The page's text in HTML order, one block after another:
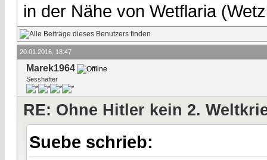
in der Nähe von Wetflaria
20.01.2016, 18:47
Marek1964
Sesshafter
RE: Ohne Hitler kein 2.
Suebe schrieb: